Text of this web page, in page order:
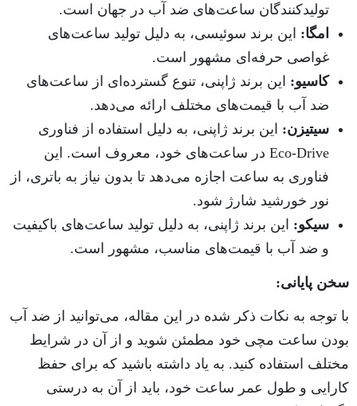
تولیدکنندگان ساعت‌های ضد آب در جهان است.
امگا: این برند سوئیسی، به دلیل تولید ساعت‌های
غواصی حرفه‌ای مشهور است.
کاسیو: این برند ژاپنی، تنوع گسترده‌ای از ساعت‌های
ضد آب با قیمت‌های مختلف ارائه می‌دهد.
سیتیزن: این برند ژاپنی، به دلیل استفاده از فناوری
Eco-Drive در ساعت‌های خود، معروف است. این
فناوری به ساعت اجازه می‌دهد تا بدون نیاز به باتری، از
نور خورشید شارژ شود.
سیکو: این برند ژاپنی، به دلیل تولید ساعت‌های باکیفیت
و ضد آب با قیمت‌های مناسب، مشهور است.
سخن پایانی:
با توجه به نکات ذکر شده در این مقاله، می‌توانید از ضد آب
بودن ساعت مچی خود مطمئن شوید و از آن در شرایط
مختلف استفاده کنید. به یاد داشته باشید که برای حفظ
کارایی و طول عمر ساعت خود، باید از آن به درستی